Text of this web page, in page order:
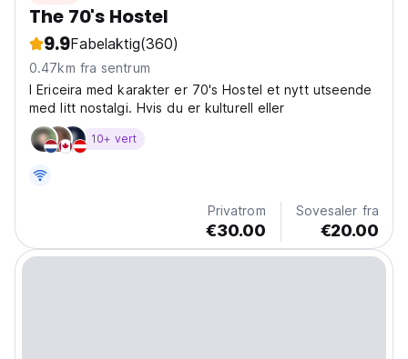
The 70's Hostel
9.9Fabelaktig(360)
0.47km fra sentrum
I Ericeira med karakter er 70's Hostel et nytt utseende
med litt nostalgi. Hvis du er kulturell eller
10+ vert
Privatrom
€30.00
Sovesaler fra
€20.00